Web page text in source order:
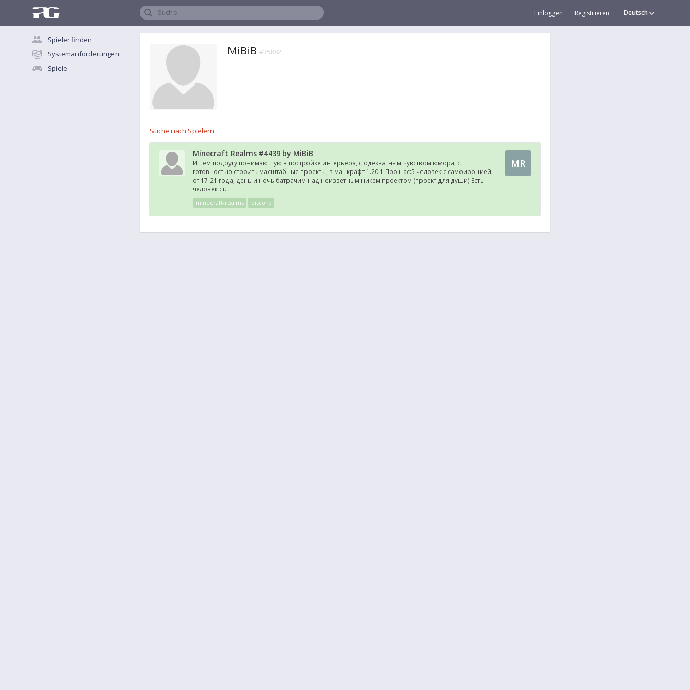
Suche Deutsch
Einloggen Registrieren
Spieler finden
Systemanforderungen
Spiele
MiBiB #35882
Suche nach Spielern
Minecraft Realms #4439 by MiBiB
Ищем подругу понимающую в постройке интерьера, с одекватным чувством юмора, с
готовностью строить масштабные проекты, в манкрафт 1.20.1 Про нас:5 человек с самоиронией,
от 17-21 года, день и ночь батрачим над неизветным никем проектом (проект для души) Есть
человек ст..
minecraft-realms discord
MR